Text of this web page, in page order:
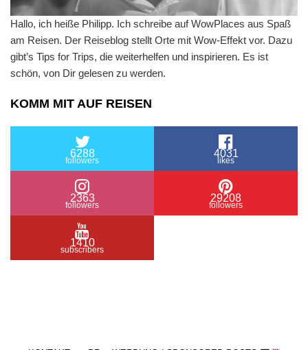
Hallo, ich heiße Philipp. Ich schreibe auf WowPlaces aus Spaß
am Reisen. Der Reiseblog stellt Orte mit Wow-Effekt vor. Dazu
gibt’s Tips for Trips, die weiterhelfen und inspirieren. Es ist
schön, von Dir gelesen zu werden.
KOMM MIT AUF REISEN
6288
followers
4031
likes
2363
followers
29208
followers
1410
subscribers